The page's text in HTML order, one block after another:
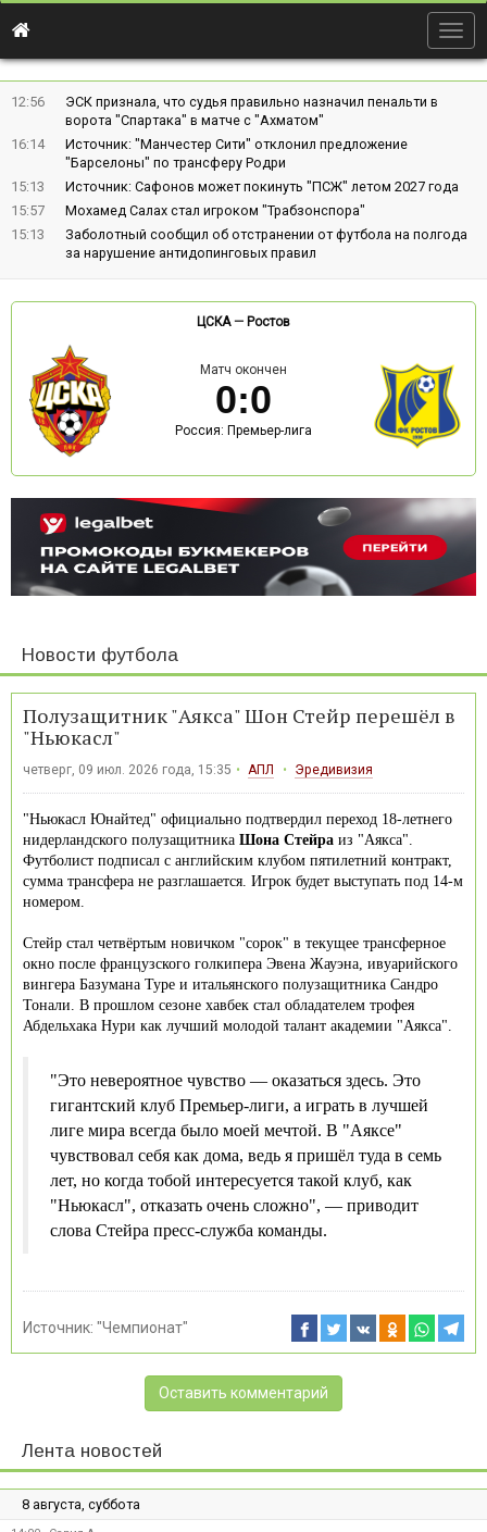
12:56
ЭСК признала, что судья правильно назначил пенальти в
ворота "Спартака" в матче с "Ахматом"
16:14
Источник: "Манчестер Сити" отклонил предложение
"Барселоны" по трансферу Родри
15:13
Источник: Сафонов может покинуть "ПСЖ" летом 2027 года
15:57
Мохамед Салах стал игроком "Трабзонспора"
15:13
Заболотный сообщил об отстранении от футбола на полгода
за нарушение антидопинговых правил
ЦСКА— Ростов
Матч окончен
0:0
Россия: Премьер-лига
Новости футбола
Полузащитник "Аякса" Шон Стейр перешёл в
"Ньюкасл"
четверг, 09 июл. 2026 года, 15:35 АПЛ Эредивизия
"Ньюкасл Юнайтед" официально подтвердил переход 18-летнего
нидерландского полузащитника Шона Стейра из "Аякса".
Футболист подписал с английским клубом пятилетний контракт,
сумма трансфера не разглашается. Игрок будет выступать под 14-м
номером.
Стейр стал четвёртым новичком "сорок" в текущее трансферное
окно после французского голкипера Эвена Жауэна, ивуарийского
вингера Базумана Туре и итальянского полузащитника Сандро
Тонали. В прошлом сезоне хавбек стал обладателем трофея
Абдельхака Нури как лучший молодой талант академии "Аякса".
"Это невероятное чувство — оказаться здесь. Это
гигантский клуб Премьер-лиги, а играть в лучшей
лиге мира всегда было моей мечтой. В "Аяксе"
чувствовал себя как дома, ведь я пришёл туда в семь
лет, но когда тобой интересуется такой клуб, как
"Ньюкасл", отказать очень сложно", — приводит
слова Стейра пресс-служба команды.
Источник: "Чемпионат"
Оставить комментарий
Лента новостей
8 августа, суббота